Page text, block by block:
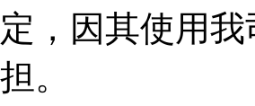
，因其使用
。